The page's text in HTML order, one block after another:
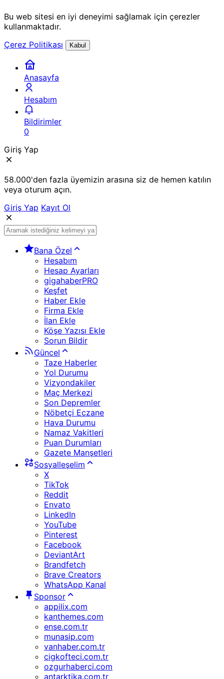
Bu web sitesi en iyi deneyimi sağlamak için çerezler
kullanmaktadır.
Çerez Politikası
Kabul
Anasayfa
Hesabım
Bildirimler
0
Giriş Yap
58.000'den fazla üyemizin arasına siz de hemen katılın
veya oturum açın.
Giriş Yap Kayıt Ol
Bana Özel
Hesabım
Hesap Ayarları
gigahaberPRO
Keşfet
Haber Ekle
Firma Ekle
İlan Ekle
Köşe Yazısı Ekle
Sorun Bildir
Güncel
Taze Haberler
Yol Durumu
Vizyondakiler
Maç Merkezi
Son Depremler
Nöbetçi Eczane
Hava Durumu
Namaz Vakitleri
Puan Durumları
Gazete Manşetleri
Sosyalleşelim
X
TikTok
Reddit
Envato
LinkedIn
YouTube
Pinterest
Facebook
DeviantArt
Brandfetch
Brave Creators
WhatsApp Kanal
Sponsor
appilix.com
kanthemes.com
ense.com.tr
munasip.com
vanhaber.com.tr
cigkofteci.com.tr
ozgurhaberci.com
antarktika.com.tr